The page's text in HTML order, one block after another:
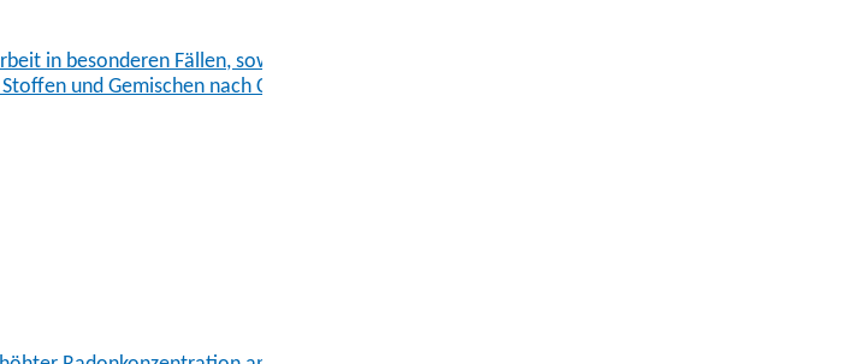
in besonderen Fällen, sowie der Art der Arbeit und dem Arbeitstempo
und Gemischen nach ChemVerbotsV sowie Änderungsanzeigen bei Wechsel der